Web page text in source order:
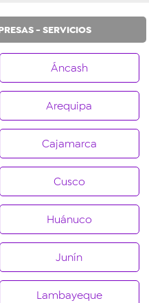
- SERVICIOS
Áncash
Arequipa
Cajamarca
Cusco
Huánuco
Junín
Lambayeque